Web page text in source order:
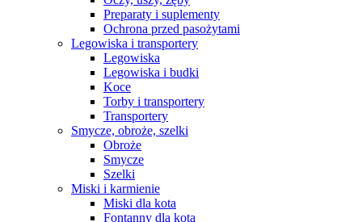
Preparaty i suplementy
Ochrona przed pasożytami
Legowiska i transportery
Legowiska
Legowiska i budki
Koce
Torby i transportery
Transportery
Smycze, obroże, szelki
Obroże
Smycze
Szelki
Miski i karmienie
Miski dla kota
Fontanny dla kota